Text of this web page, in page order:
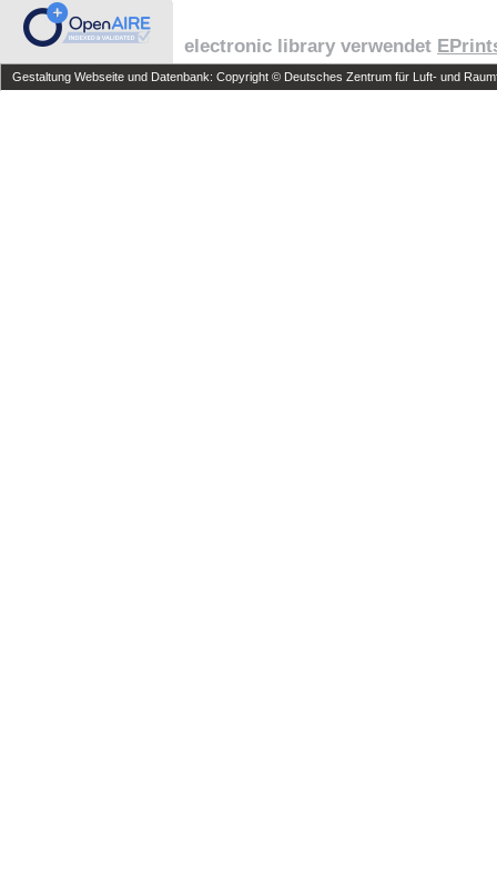
electronic library verwendet
Gestaltung Webseite und Datenbank: Copyright © Deutsches Zentrum für Luft- und